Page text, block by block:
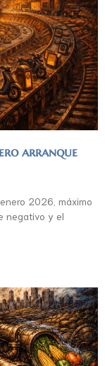
arranque
2026, máximo
negativo y el